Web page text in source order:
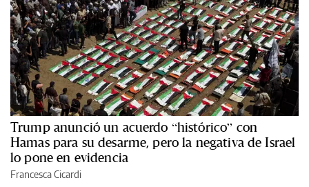
Trump anunció un acuerdo “histórico” con
Hamas para su desarme, pero la negativa de Israel
lo pone en evidencia
Francesca Cicardi